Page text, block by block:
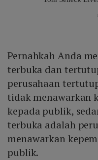
Pernahkah Anda
terbuka dan
perusahaan
tidak menawarkan
kepada publik,
terbuka adalah
menawarkan
publik.